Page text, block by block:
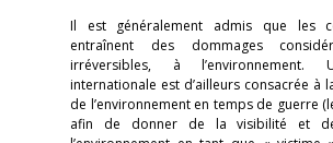
Il est généralement admis que les
entraînent des dommages
irréversibles, à l’environnement.
internationale est d’ailleurs consacrée à
de l’environnement en temps de guerre
afin de donner de la visibilité et